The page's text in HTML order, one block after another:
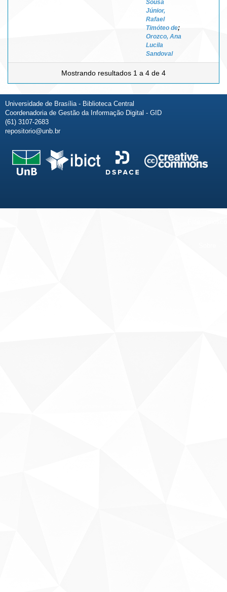
Sousa
Júnior,
Rafael
Timóteo de;
Orozco, Ana
Lucila
Sandoval
Mostrando resultados 1 a 4 de 4
Universidade de Brasília - Biblioteca Central
Coordenadoria de Gestão da Informação Digital - GID
(61) 3107-2683
repositorio@unb.br